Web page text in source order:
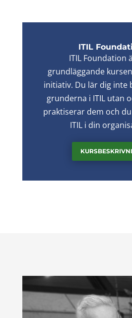
ITIL
ITIL Foundation
grundläggande
initiativ. Du lär dig inte
grunderna i ITIL utan
praktiserar dem och
ITIL i din